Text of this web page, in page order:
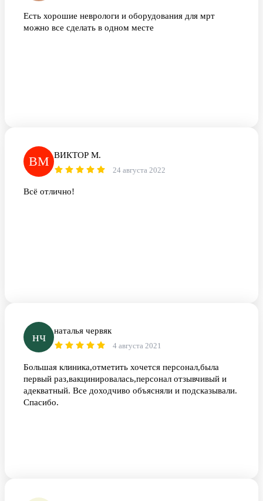
Есть хорошие неврологи и оборудования для мрт
можно все сделать в одном месте
ВМ ВИКТОР М.
24 августа 2022
Всё отлично!
нч наталья червяк
4 августа 2021
Большая клиника,отметить хочется персонал,была
первый раз,вакцинировалась,персонал отзывчивый и
адекватный. Все доходчиво объясняли и подсказывали.
Спасибо.